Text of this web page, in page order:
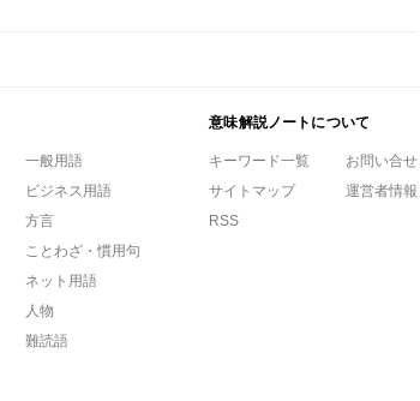
一般用語
ビジネス用語
方言
ことわざ・慣用句
ネット用語
人物
難読語
意味解説ノートについて
キーワード一覧
お問い合せ
サイトマップ
運営者情報
RSS